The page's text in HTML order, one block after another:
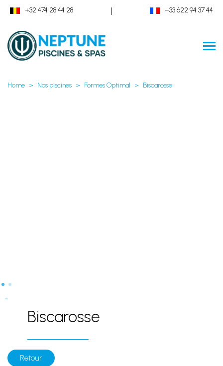
+32 474 28 44 28 | +33 622 94 37 44
Home Nos piscines Formes Optimal Biscarosse
Biscarosse
Retour